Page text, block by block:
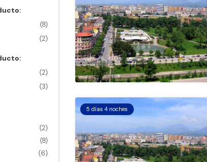
(8)
(2)
(2)
(3)
(2)
(8)
(6)
5 días 4 noches